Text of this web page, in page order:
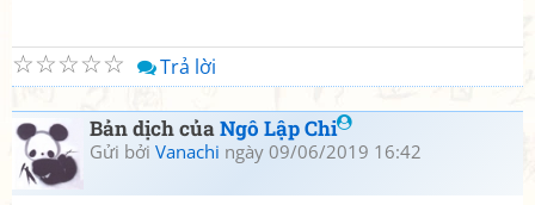
☆
☆
☆
☆
☆ Trả lời
Bản dịch củaNgô Lập Chi
Gửi bởi Vanachi ngày 09/06/2019 16:42